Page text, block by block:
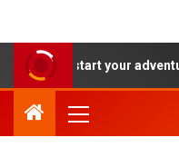
adventure at the best